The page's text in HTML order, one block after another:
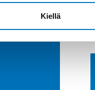
Kiellä